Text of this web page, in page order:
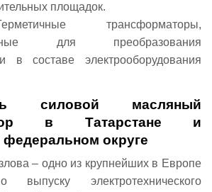
площадок.
трансформаторы,
для преобразования
в составе электрооборудования
силовой масляный
в Татарстане и
округе
– одно из крупнейших в Европе
выпуску электротехнического